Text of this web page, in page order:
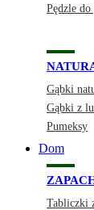
Pędzle
Gąbki
Gąbki z
Pumeksy
Dom
Tabliczki